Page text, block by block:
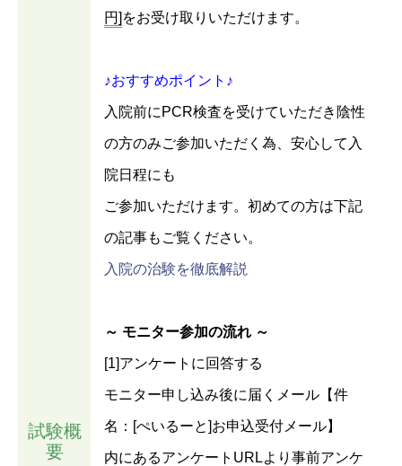
試験概
要
円] をお受け取りいただけます。
♪おすすめポイント♪
入院前にPCR検査を受けていただき陰性
の方のみご参加いただく為、安心して入
院日程にも
ご参加いただけます。初めての方は下記
の記事もご覧ください。
入院の治験を徹底解説
～ モニター参加の流れ ～
[1]アンケートに回答する
モニター申し込み後に届くメール【件
名：[ぺいるーと]お申込受付メール】
内にあるアンケートURLより事前アンケ